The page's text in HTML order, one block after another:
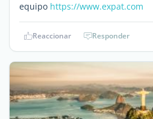
equipo https://www.expat.com
Reaccionar Responder